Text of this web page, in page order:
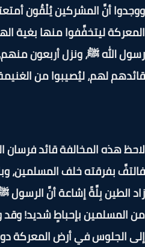
أنَّ المشركين يُلْقُون
ليتخفَّفوا منها بغية
الله ﷺ، ونزل أربعون منهم،
لهم، ليُصيبوا من
هذه المخالفة قائد فرسان
بفرقته خلف المسلمين،
الطين بِلَّةً إشاعة أنَّ الرسول ﷺ
بإحباطٍ شديد! وقد
الجلوس في أرض المعركة دون